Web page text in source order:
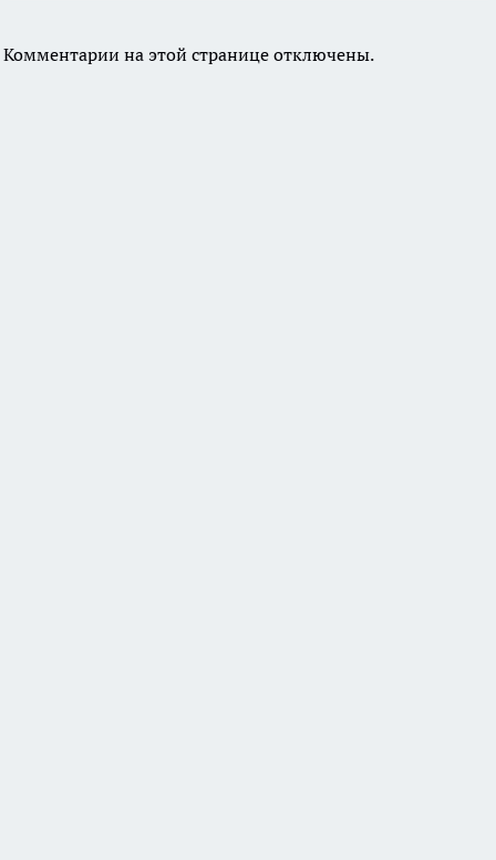
Комментарии на этой странице отключены.